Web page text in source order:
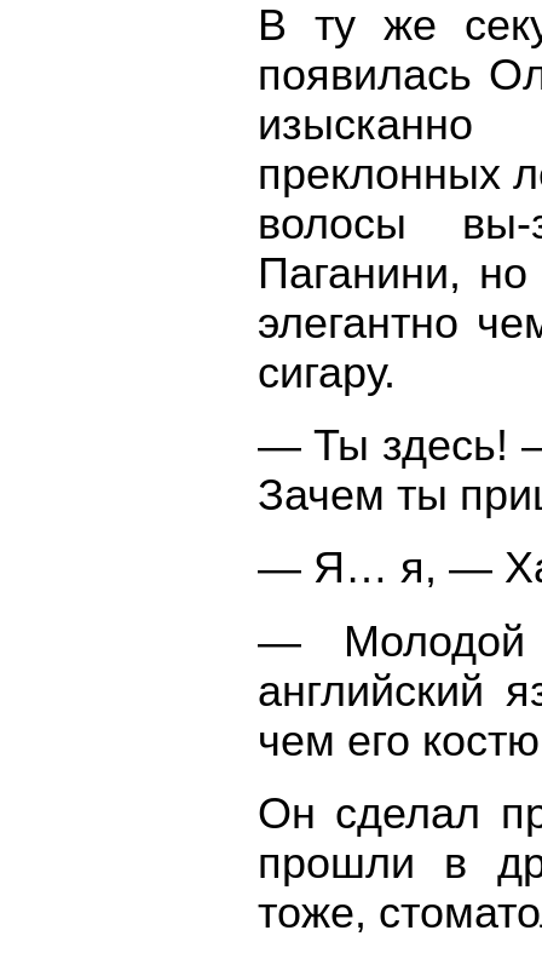
В ту же
появилась
преклонных
волосы вы-
Паганини,
элегантно
сигару.
— Ты здесь!
Зачем ты
— Я… я, —
— Молодой
английский
чем его
Он сделал
прошли в
тоже,